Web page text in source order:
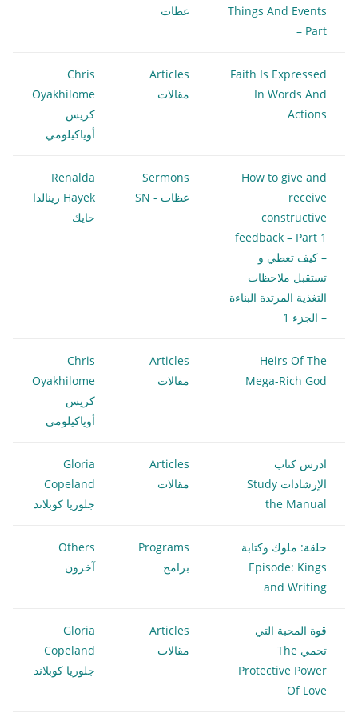
Things And Events
– Part
عظات
Faith Is Expressed
In Words And
Actions
Articles
مقالات
Chris
Oyakhilome
كريس
أوياكيلومي
How to give and
receive
constructive
feedback – Part 1
– كيف تعطي و
تستقبل ملاحظات
التغذية المرتدة البناءة
– الجزء 1
Sermons
عظات - SN
Renalda
Hayek رينالدا
حايك
Heirs Of The
Mega-Rich God
Articles
مقالات
Chris
Oyakhilome
كريس
أوياكيلومي
ادرس كتاب
الإرشادات Study
the Manual
Articles
مقالات
Gloria
Copeland
جلوريا كوبلاند
حلقة: ملوك وكتابة
Episode: Kings
and Writing
Programs
برامج
Others
آخرون
قوة المحبة التي
تحمي The
Protective Power
Of Love
Articles
مقالات
Gloria
Copeland
جلوريا كوبلاند